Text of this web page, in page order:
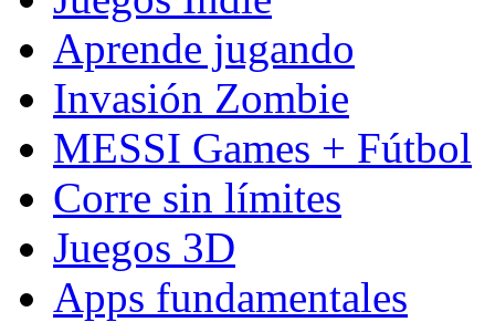
Aprende jugando
Invasión Zombie
MESSI Games + Fútbol
Corre sin límites
Juegos 3D
Apps fundamentales